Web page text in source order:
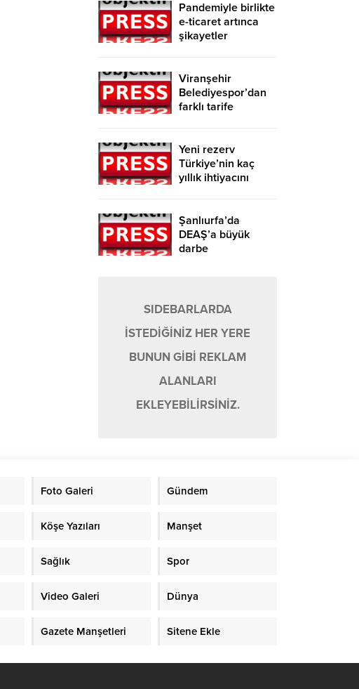
Pandemiyle birlikte
e-ticaret artınca
şikayetler
Viranşehir
Belediyespor’dan
farklı tarife
Yeni rezerv
Türkiye’nin kaç
yıllık ihtiyacını
Şanlıurfa’da
DEAŞ’a büyük
darbe
SIDEBARLARDA
İSTEDİĞİNİZ HER YERE
BUNUN GİBİ REKLAM
ALANLARI
EKLEYEBİLİRSİNİZ.
Foto Galeri Gündem
Köşe Yazıları Manşet
Sağlık Spor
Video Galeri Dünya
Gazete Manşetleri Sitene Ekle